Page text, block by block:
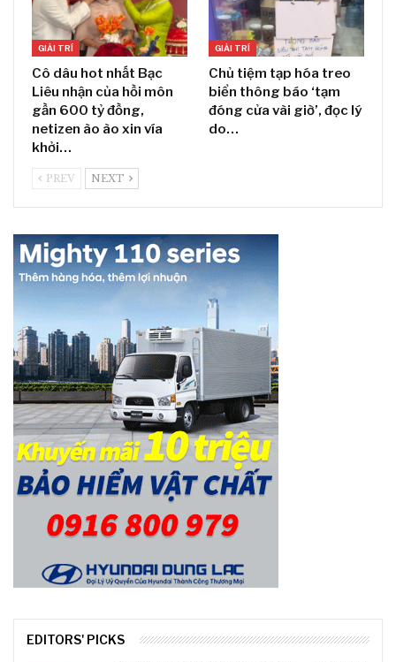
GIẢI TRÍ
Cô dâu hot nhất Bạc
Liêu nhận của hồi môn
gần 600 tỷ đồng,
netizen ào ào xin vía
khởi…
GIẢI TRÍ
Chủ tiệm tạp hóa treo
biển thông báo ‘tạm
đóng cửa vài giờ’, đọc lý
do…
PREV NEXT
EDITORS' PICKS